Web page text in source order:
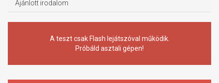
Ajánlott irodalom
A teszt csak Flash lejátszóval működik.
Próbáld asztali gépen!